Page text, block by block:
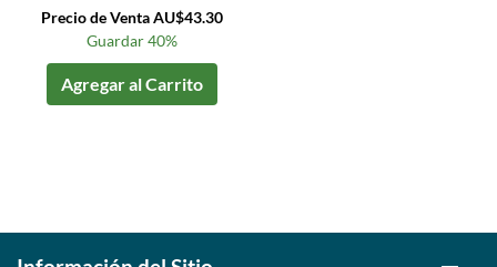
Precio de Venta AU$43.30
Guardar 40%
Agregar al Carrito